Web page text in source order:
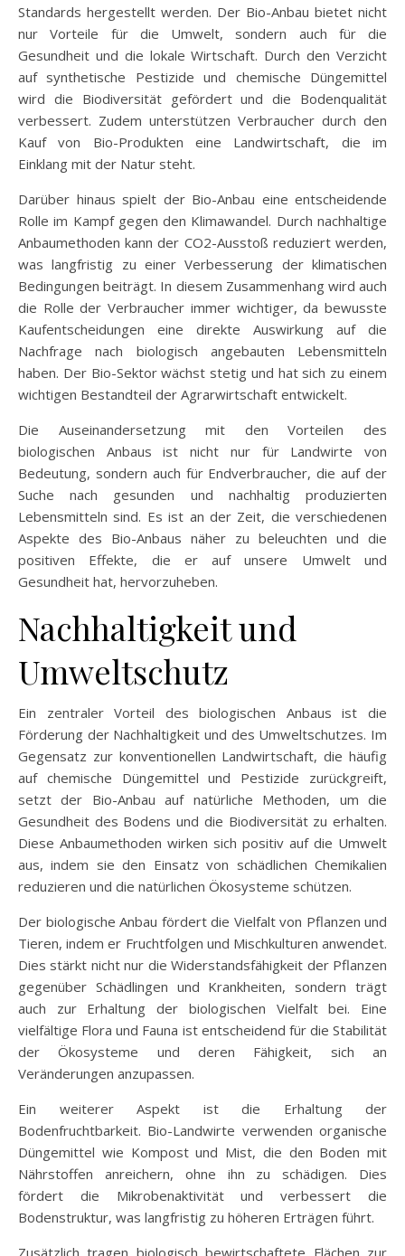
Standards hergestellt werden. Der Bio-Anbau bietet nicht
nur Vorteile für die Umwelt, sondern auch für die
Gesundheit und die lokale Wirtschaft. Durch den Verzicht
auf synthetische Pestizide und chemische Düngemittel
wird die Biodiversität gefördert und die Bodenqualität
verbessert. Zudem unterstützen Verbraucher durch den
Kauf von Bio-Produkten eine Landwirtschaft, die im
Einklang mit der Natur steht.
Darüber hinaus spielt der Bio-Anbau eine entscheidende
Rolle im Kampf gegen den Klimawandel. Durch nachhaltige
Anbaumethoden kann der CO2-Ausstoß reduziert werden,
was langfristig zu einer Verbesserung der klimatischen
Bedingungen beiträgt. In diesem Zusammenhang wird auch
die Rolle der Verbraucher immer wichtiger, da bewusste
Kaufentscheidungen eine direkte Auswirkung auf die
Nachfrage nach biologisch angebauten Lebensmitteln
haben. Der Bio-Sektor wächst stetig und hat sich zu einem
wichtigen Bestandteil der Agrarwirtschaft entwickelt.
Die Auseinandersetzung mit den Vorteilen des
biologischen Anbaus ist nicht nur für Landwirte von
Bedeutung, sondern auch für Endverbraucher, die auf der
Suche nach gesunden und nachhaltig produzierten
Lebensmitteln sind. Es ist an der Zeit, die verschiedenen
Aspekte des Bio-Anbaus näher zu beleuchten und die
positiven Effekte, die er auf unsere Umwelt und
Gesundheit hat, hervorzuheben.
Nachhaltigkeit und
Umweltschutz
Ein zentraler Vorteil des biologischen Anbaus ist die
Förderung der Nachhaltigkeit und des Umweltschutzes. Im
Gegensatz zur konventionellen Landwirtschaft, die häufig
auf chemische Düngemittel und Pestizide zurückgreift,
setzt der Bio-Anbau auf natürliche Methoden, um die
Gesundheit des Bodens und die Biodiversität zu erhalten.
Diese Anbaumethoden wirken sich positiv auf die Umwelt
aus, indem sie den Einsatz von schädlichen Chemikalien
reduzieren und die natürlichen Ökosysteme schützen.
Der biologische Anbau fördert die Vielfalt von Pflanzen und
Tieren, indem er Fruchtfolgen und Mischkulturen anwendet.
Dies stärkt nicht nur die Widerstandsfähigkeit der Pflanzen
gegenüber Schädlingen und Krankheiten, sondern trägt
auch zur Erhaltung der biologischen Vielfalt bei. Eine
vielfältige Flora und Fauna ist entscheidend für die Stabilität
der Ökosysteme und deren Fähigkeit, sich an
Veränderungen anzupassen.
Ein weiterer Aspekt ist die Erhaltung der
Bodenfruchtbarkeit. Bio-Landwirte verwenden organische
Düngemittel wie Kompost und Mist, die den Boden mit
Nährstoffen anreichern, ohne ihn zu schädigen. Dies
fördert die Mikrobenaktivität und verbessert die
Bodenstruktur, was langfristig zu höheren Erträgen führt.
Zusätzlich tragen biologisch bewirtschaftete Flächen zur